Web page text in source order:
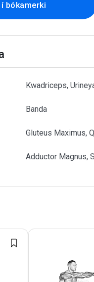
bókamerki
Kwadriceps,
Banda
Gluteus Maximus,
Adductor Magnus,